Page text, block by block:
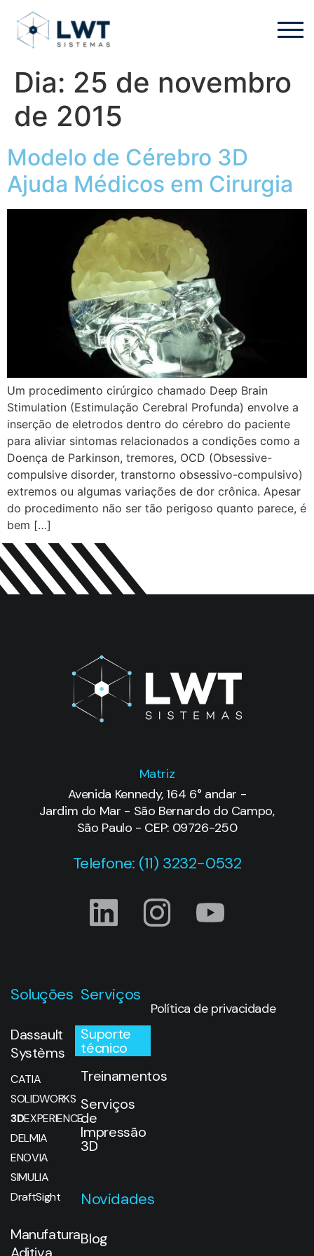
Dia: 25 de novembro
de 2015
Modelo de Cérebro 3D
Ajuda Médicos em Cirurgia
Um procedimento cirúrgico chamado Deep Brain
Stimulation (Estimulação Cerebral Profunda) envolve a
inserção de eletrodos dentro do cérebro do paciente
para aliviar sintomas relacionados a condições como a
Doença de Parkinson, tremores, OCD (Obsessive-
compulsive disorder, transtorno obsessivo-compulsivo)
extremos ou algumas variações de dor crônica. Apesar
do procedimento não ser tão perigoso quanto parece, é
bem […]
Matriz
Avenida Kennedy, 164 6° andar -
Jardim do Mar - São Bernardo do Campo,
São Paulo - CEP: 09726-250
Telefone: (11) 3232-0532
Soluções
Dassault
Systèms
CATIA
SOLIDWORKS
3DEXPERIENCE
DELMIA
ENOVIA
SIMULIA
DraftSight
Manufatura
Serviços
Suporte
técnico
Treinamentos
Serviços
de
Impressão
3D
Novidades
Blog
Política de privacidade